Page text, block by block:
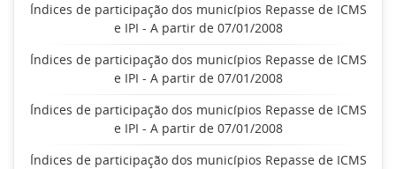
Índices de participação dos municípios Repasse de ICMS
e IPI - A partir de 07/01/2008
Índices de participação dos municípios Repasse de ICMS
e IPI - A partir de 07/01/2008
Índices de participação dos municípios Repasse de ICMS
e IPI - A partir de 07/01/2008
Índices de participação dos municípios Repasse de ICMS